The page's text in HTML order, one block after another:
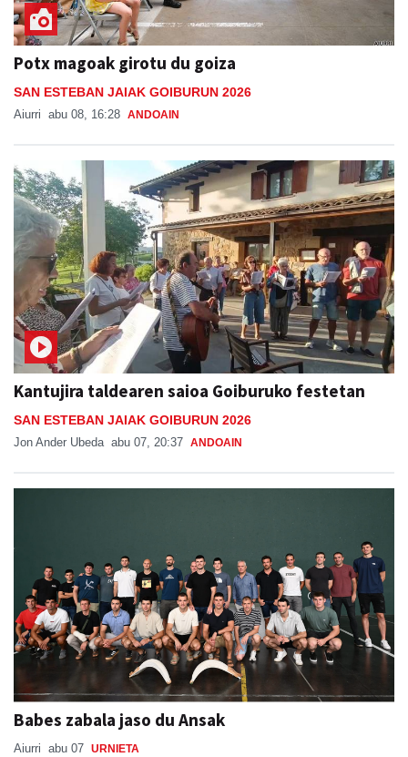
Potx magoak girotu du goiza
SAN ESTEBAN JAIAK GOIBURUN 2026
Aiurri abu 08, 16:28 ANDOAIN
Kantujira taldearen saioa Goiburuko festetan
SAN ESTEBAN JAIAK GOIBURUN 2026
Jon Ander Ubeda abu 07, 20:37 ANDOAIN
Babes zabala jaso du Ansak
Aiurri abu 07 URNIETA